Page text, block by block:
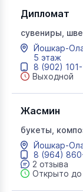
Дипломат
сувениры,
игры,
Йошкар-
5 этаж
8 (902)
Выходной
Жасмин
букеты,
корзины,
Йошкар-
8 (964)
2 отзыва
Открыто